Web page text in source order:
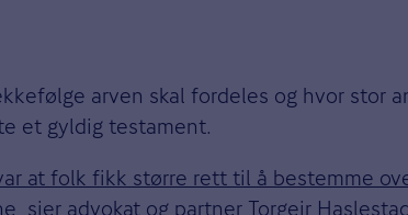
arven skal fordeles og hvor stor
et gyldig testament.
at folk fikk større rett til å bestemme
sier advokat og partner Torgeir